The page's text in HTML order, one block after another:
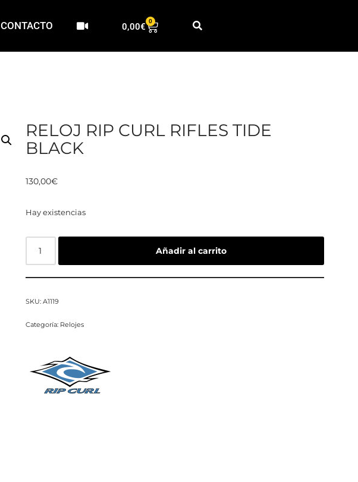
CONTACTO 0,00€
0
RELOJ RIP CURL RIFLES TIDE
BLACK
130,00€
Hay existencias
Añadir al carrito
SKU:A1119
Categoría: Relojes